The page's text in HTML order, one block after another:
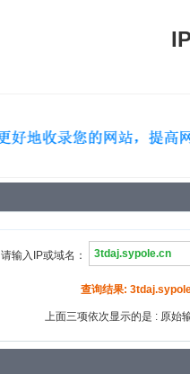
请输入IP或域名：
查询结果:
上面三项依次显示的是 : 原始